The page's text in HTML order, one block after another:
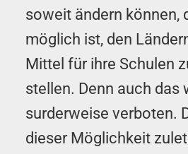
soweit ändern können,
möglich ist, den
Mittel für ihre Schulen
stellen. Denn auch das
sur­der­weise verboten.
dieser Mög­lich­keit